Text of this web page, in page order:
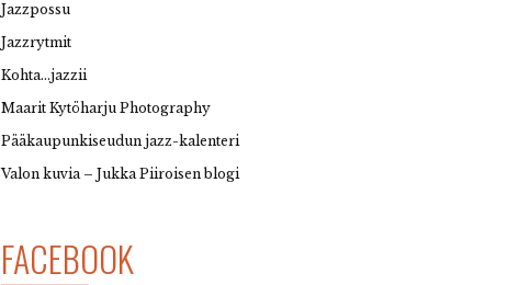
Jazzpossu
Jazzrytmit
Kohta…jazzii
Maarit Kytöharju Photography
Pääkaupunkiseudun jazz-kalenteri
Valon kuvia – Jukka Piiroisen blogi
FACEBOOK